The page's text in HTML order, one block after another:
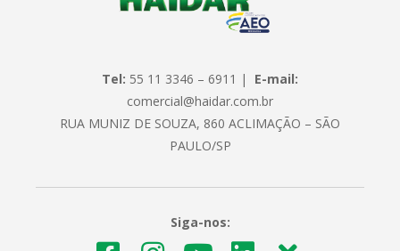
Tel: 55 11 3346 – 6911 | E-mail:
comercial@haidar.com.br
RUA MUNIZ DE SOUZA, 860 ACLIMAÇÃO – SÃO
PAULO/SP
Siga-nos: